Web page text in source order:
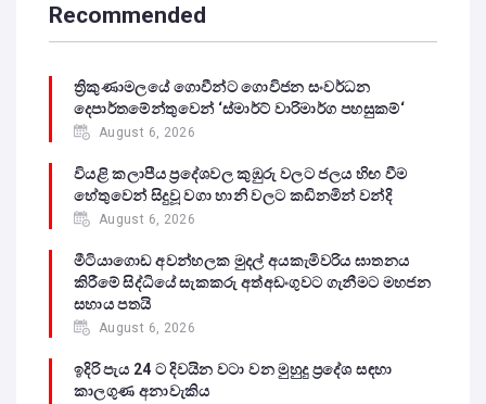
Recommended
ත්‍රිකුණාමලයේ ගොවීන්ට ගොවිජන සංවර්ධන
දෙපාර්තමේන්තුවෙන් ‘ස්මාර්ට් වාරිමාර්ග පහසුකම්‘
August 6, 2026
වියළි කලාපීය ප්‍රදේශවල කුඹුරු වලට ජලය හිඟ වීම
හේතුවෙන් සිදුවූ වගා හානි වලට කඩිනමින් වන්දි
August 6, 2026
මීටියාගොඩ අවන්හලක මුදල් අයකැමිවරිය ඝාතනය
කිරීමේ සිද්ධියේ සැකකරු අත්අඩංගුවට ගැනීමට මහජන
සහාය පතයි
August 6, 2026
ඉදිරි පැය 24 ට දිවයින වටා වන මුහුදු ප්‍රදේශ සඳහා
කාලගුණ අනාවැකිය